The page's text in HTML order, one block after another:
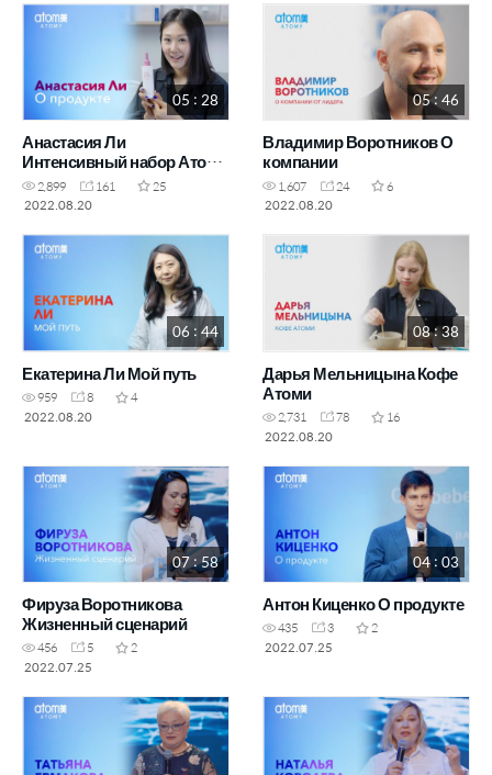
05 : 28
Анастасия Ли
Интенсивный набор Атоми
по уходу за волосами
2,899 161
25
2022.08.20
05 : 46
Владимир Воротников О
компании
1,607 24
6
2022.08.20
06 : 44
Екатерина Ли Мой путь
959 8
4
2022.08.20
08 : 38
Дарья Мельницына Кофе
Атоми
2,731 78
16
2022.08.20
07 : 58
Фируза Воротникова
Жизненный сценарий
456 5
2
2022.07.25
04 : 03
Антон Киценко О продукте
435 3
2
2022.07.25